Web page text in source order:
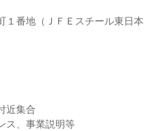
１番地（ＪＦＥスチール東日本
近集合
ス、事業説明等